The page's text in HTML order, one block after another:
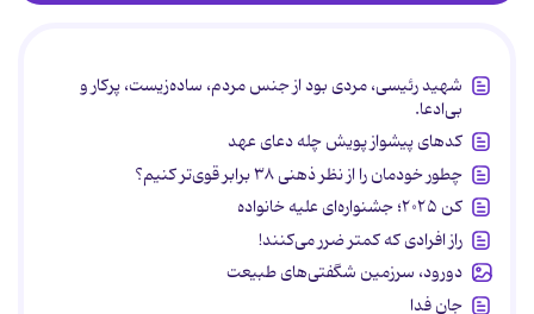
شهید رئیسی، مردی بود از جنس مردم، ساده‌زیست، پرکار و
بی‌ادعا.
کدهای پیشواز پویش چله دعای عهد
چطور خودمان را از نظر ذهنی ۳۸ برابر قوی‌تر کنیم؟
کن ۲۰۲۵؛ جشنواره‌ای علیه خانواده
راز افرادی که کمتر ضرر می‌کنند!
دورود، سرزمین شگفتی‌های طبیعت
جان فدا